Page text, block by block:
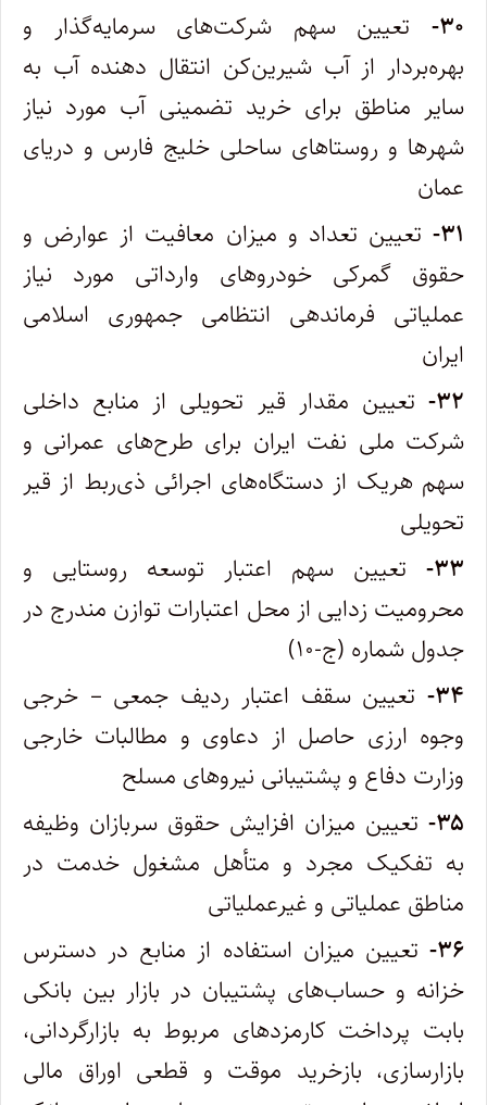
۳۰-
تعیین سهم شرکت‌های سرمایه‌گذار و
بهره‌بردار از آب شیرین‌کن انتقال دهنده آب به
سایر مناطق برای خرید تضمینی آب مورد نیاز
شهرها و روستاهای ساحلی خلیج فارس و دریای
عمان
۳۱- تعیین تعداد و میزان معافیت از عوارض و
حقوق گمرکی خودروهای وارداتی مورد نیاز
عملیاتی فرماندهی انتظامی جمهوری اسلامی
ایران
۳۲- تعیین مقدار قیر تحویلی از منابع داخلی
شرکت ملی نفت ایران برای طرح‌های عمرانی و
سهم هریک از دستگاه‌های اجرائی ذی‌ربط از قیر
تحویلی
۳۳-
تعیین سهم اعتبار توسعه روستایی و
محرومیت زدایی از محل اعتبارات توازن مندرج در
جدول شماره (ج-۱۰)
۳۴- تعیین سقف اعتبار ردیف جمعی – خرجی
وجوه ارزی حاصل از دعاوی و مطالبات خارجی
وزارت دفاع و پشتیبانی نیروهای مسلح
۳۵- تعیین میزان افزایش حقوق سربازان وظیفه
به تفکیک مجرد و متأهل مشغول خدمت در
مناطق عملیاتی و غیرعملیاتی
۳۶- تعیین میزان استفاده از منابع در دسترس
خزانه و حساب‌های پشتیبان در بازار بین بانکی
بابت پرداخت کارمزدهای مربوط به بازارگردانی،
بازارسازی، بازخرید موقت و قطعی اوراق مالی